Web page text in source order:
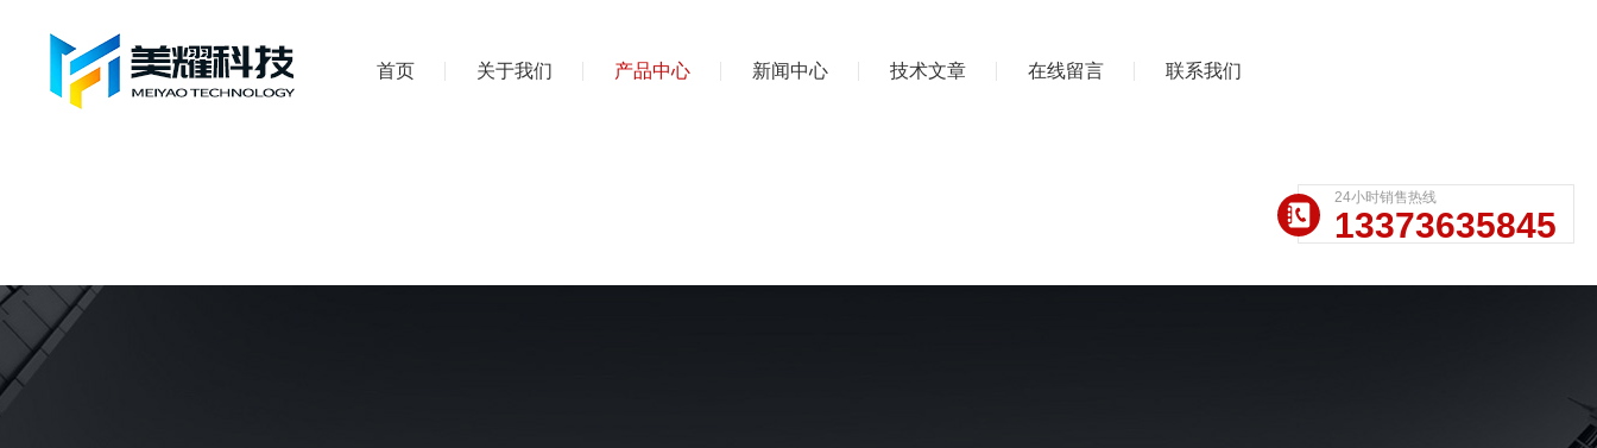
首页 关于我们 产品中心 新闻中心 技术文章 在线留言 联系我们
24小时销售热线
13373635845